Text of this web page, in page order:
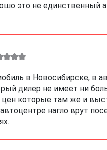
это не единственный
в Новосибирске, в
дилер не имеет ни
цен которые там же и
нагло врут